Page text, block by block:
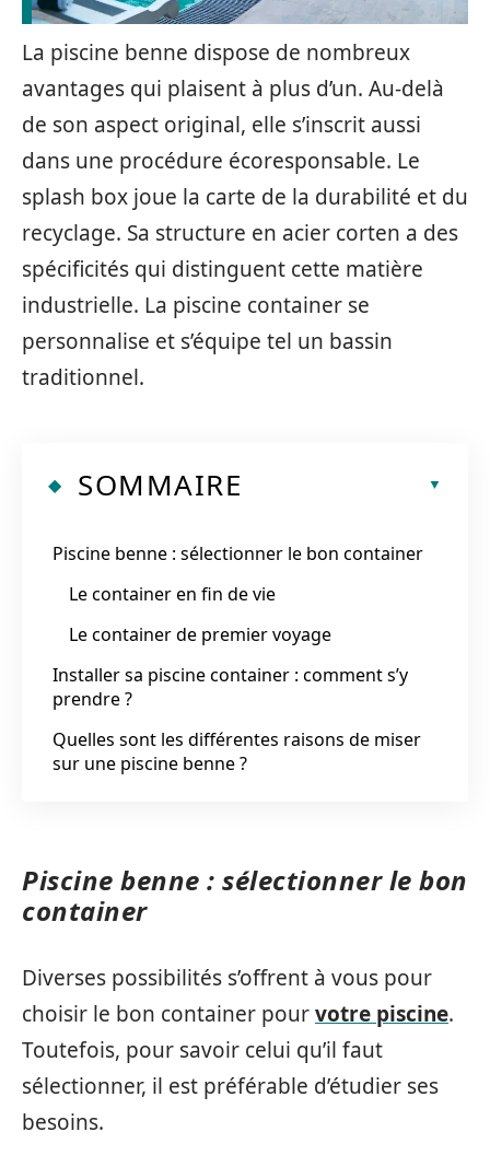
La piscine benne dispose de nombreux
avantages qui plaisent à plus d’un. Au-delà
de son aspect original, elle s’inscrit aussi
dans une procédure écoresponsable. Le
splash box joue la carte de la durabilité et du
recyclage. Sa structure en acier corten a des
spécificités qui distinguent cette matière
industrielle. La piscine container se
personnalise et s’équipe tel un bassin
traditionnel.
SOMMAIRE
Piscine benne : sélectionner le bon container
Le container en fin de vie
Le container de premier voyage
Installer sa piscine container : comment s’y
prendre ?
Quelles sont les différentes raisons de miser
sur une piscine benne ?
Piscine benne : sélectionner le bon
container
Diverses possibilités s’offrent à vous pour
choisir le bon container pourvotre piscine.
Toutefois, pour savoir celui qu’il faut
sélectionner, il est préférable d’étudier ses
besoins.